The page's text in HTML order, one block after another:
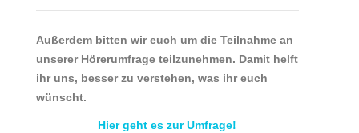
Außerdem bitten wir euch um die Teilnahme an
unserer Hörerumfrage teilzunehmen. Damit helft
ihr uns, besser zu verstehen, was ihr euch
wünscht.
Hier geht es zur Umfrage!